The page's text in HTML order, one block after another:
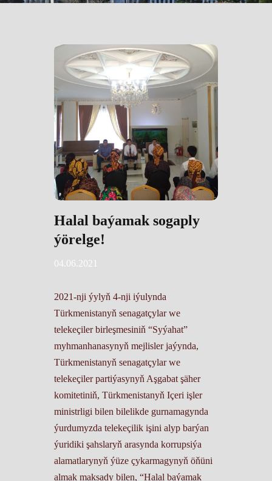
Halal baýamak sogaply
ýörelge!
04.06.2021
2021-nji ýylyň 4-nji iýulynda
Türkmenistanyň senagatçylar we
telekeçiler birleşmesiniň “Syýahat”
myhmanhanasynyň mejlisler jaýynda,
Türkmenistanyň senagatçylar we
telekeçiler partiýasynyň Aşgabat şäher
komitetiniň, Türkmenistanyň Içeri işler
ministrligi bilen bilelikde gurnamagynda
ýurdumyzda telekeçilik işini alyp barýan
ýuridiki şahslaryň arasynda korrupsiýa
alamatlarynyň ýüze çykarmagynyň öňüni
almak maksady bilen, “Halal baýamak